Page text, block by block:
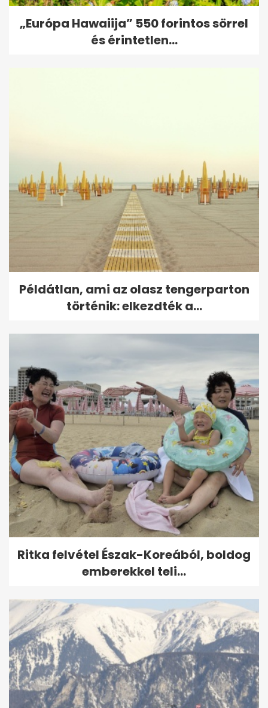
„Európa Hawaiija” 550 forintos sörrel
és érintetlen...
Példátlan, ami az olasz tengerparton
történik: elkezdték a...
Ritka felvétel Észak-Koreából, boldog
emberekkel teli...